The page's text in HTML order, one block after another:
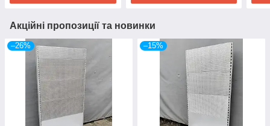
Акційні пропозиції та новинки
–26% –15%